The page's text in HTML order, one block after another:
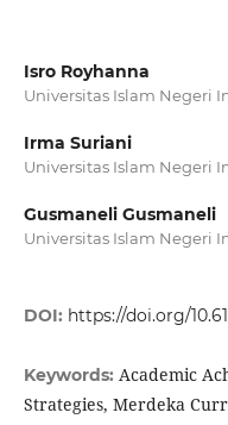
Isro Royhanna
Universitas Islam Negeri
Irma Suriani
Universitas Islam Negeri
Gusmaneli Gusmaneli
Universitas Islam Negeri
DOI: https://doi.org/
Keywords: Academic
Strategies, Merdeka